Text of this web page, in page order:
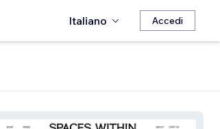
Italiano Accedi